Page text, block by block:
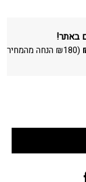
(
₪180
הנחה מהמחיר